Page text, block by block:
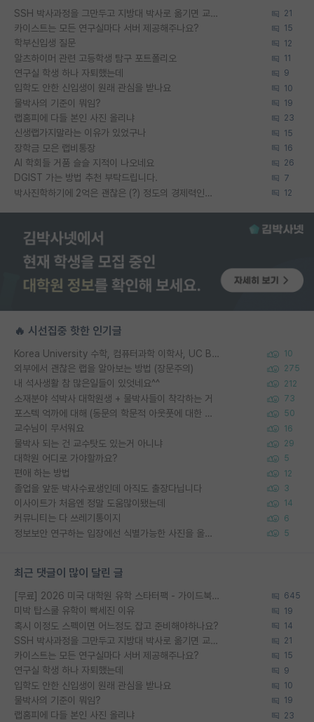
SSH 박사과정을 그만두고 지방대 박사로 옮기면 교수의 꿈은 끝일까요? 21
카이스트는 모든 연구실마다 서버 제공해주나요? 15
학부신입생 질문 12
알츠하이머 관련 고등학생 탐구 포트폴리오 11
연구실 학생 하나 자퇴했는데 9
입학도 안한 신입생이 원래 관심을 받나요 10
물박사의 기준이 뭐임? 19
랩홈피에 다들 본인 사진 올리냐 23
신생랩가지말라는 이유가 있었구나 15
장학금 모은 랩비통장 16
AI 학회들 거품 슬슬 지적이 나오네요 26
DGIST 가는 방법 추천 부탁드립니다. 7
박사진학하기에 2억은 괜찮은 (?) 정도의 경제력인가요 12
🔥 시선집중 핫한 인기글
Korea University 수학, 컴퓨터과학 이학사, UC Berkeley 산업공학 대학원 공학박사가 되는 것은 쉽지 않겠죠? 10
외부에서 괜찮은 랩을 알아보는 방법 (장문주의) 275
내 석사생활 참 많은일들이 있엇네요^^ 212
소재분야 석박사 대학원생 + 물박사들이 착각하는 거 73
포스텍 억까에 대해 (동문의 학문적 아웃풋에 대한 반박) 50
교수님이 무서워요 16
물박사 되는 건 교수탓도 있는거 아니냐 29
대학원 어디로 가야할까요? 5
편애 하는 방법 12
졸업을 앞둔 박사수료생인데 아직도 출장다닙니다 3
이사이트가 처음엔 정말 도움많이됐는데 14
커뮤니티는 다 쓰레기통이지 6
정보보안 연구하는 입장에선 식별가능한 사진을 올리는건 비추이긴함 5
최근 댓글이 많이 달린 글
[무료] 2026 미국 대학원 유학 스타터팩 - 가이드북 & 합격자 컨택메일 템플릿 645
미박 탑스쿨 유학이 빡세진 이유 19
혹시 이정도 스펙이면 어느정도 잡고 준비해야하나요? 14
SSH 박사과정을 그만두고 지방대 박사로 옮기면 교수의 꿈은 끝일까요? 21
카이스트는 모든 연구실마다 서버 제공해주나요? 15
연구실 학생 하나 자퇴했는데 9
입학도 안한 신입생이 원래 관심을 받나요 10
물박사의 기준이 뭐임? 19
랩홈피에 다들 본인 사진 올리냐 23